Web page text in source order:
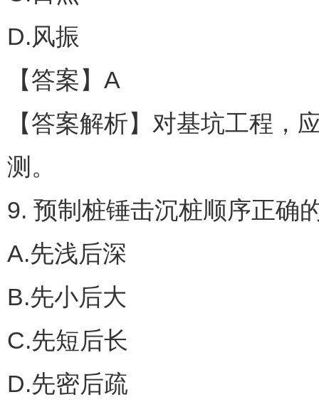
D.风振
【答案】A
【答案解析】对基坑工程，
测。
9. 预制桩锤击沉桩顺序正确
A.先浅后深
B.先小后大
C.先短后长
D.先密后疏